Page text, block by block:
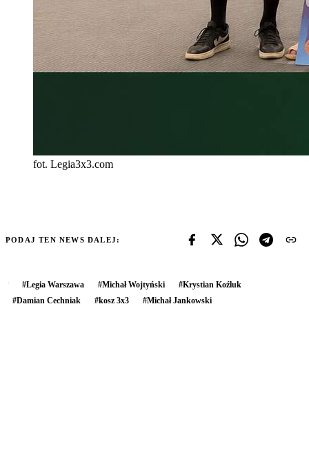
fot. Legia3x3.com
PODAJ TEN NEWS DALEJ:
#Legia Warszawa #Michał Wojtyński #Krystian Koźluk
#Damian Cechniak #kosz 3x3 #Michał Jankowski